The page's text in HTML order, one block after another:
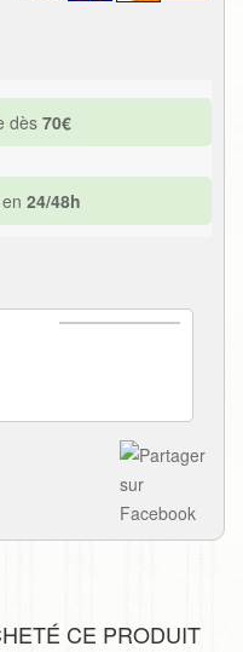
dès 70€
24/48h
CE PRODUIT